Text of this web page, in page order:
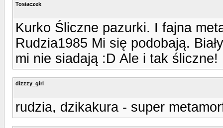
Tosiaczek
Kurko Śliczne pazurki. I fajna
Rudzia1985 Mi się podobają.
mi nie siadają :D Ale i tak śliczne!
dizzzy_girl
rudzia, dzikakura - super